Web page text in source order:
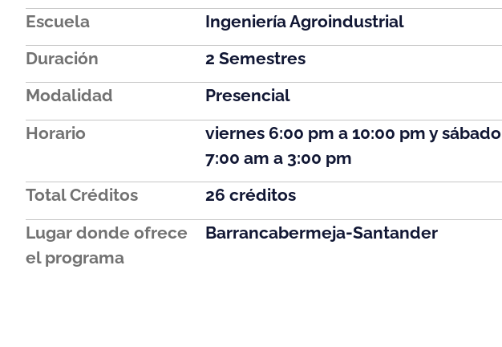
Escuela
Ingeniería Agroindustrial
Duración
2 Semestres
Modalidad
Presencial
Horario
viernes 6:00 pm a 10:00 pm y sábado
7:00 am a 3:00 pm
Total Créditos
26 créditos
Lugar donde ofrece
el programa
Barrancabermeja-Santander